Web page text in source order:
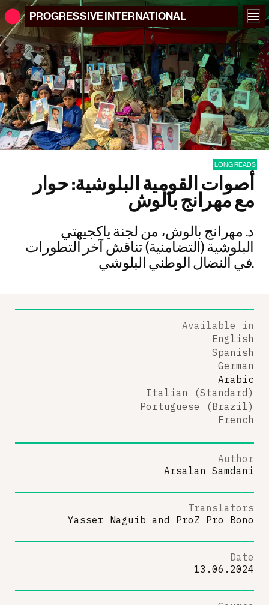
PROGRESSIVEINTERNATIONAL
LONG READS
أصوات القومية البلوشية: حوار
مع مهرانج بالوش
د. مهرانج بالوش، من لجنة ياكجيهتي
البلوشية (التضامنية) تناقش آخر التطورات
في النضال الوطني البلوشي.
Available in
English
Spanish
German
Arabic
Italian (Standard)
Portuguese (Brazil)
French
Author
Arsalan Samdani
Translators
Yasser Naguib and ProZ Pro Bono
Date
13.06.2024